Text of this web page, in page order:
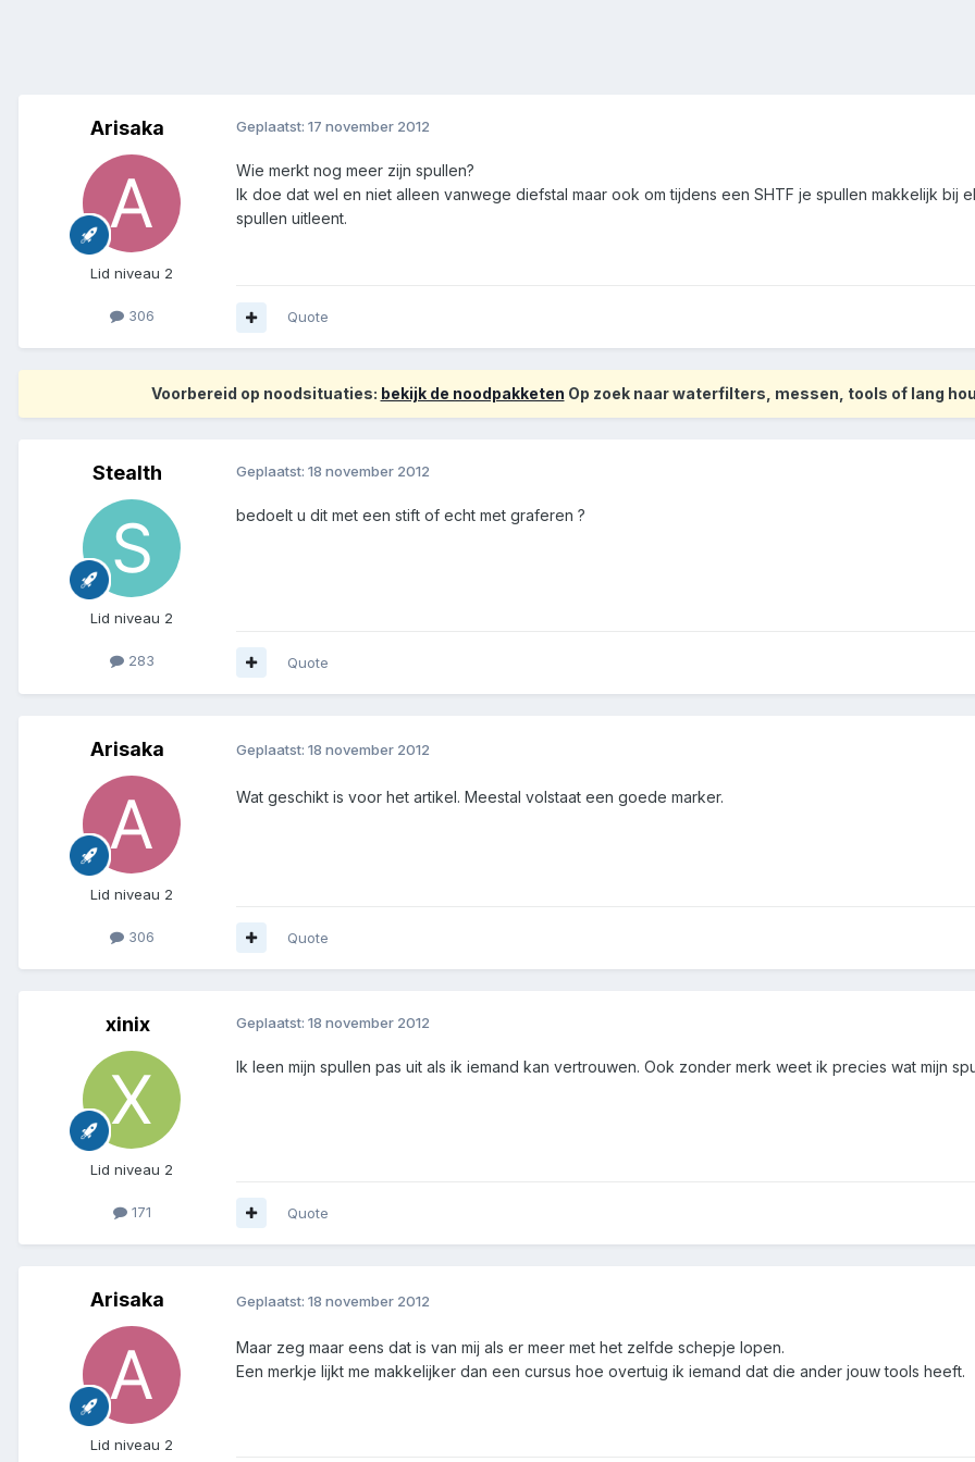
Arisaka
Lid niveau 2
306
Geplaatst: 17 november 2012
Wie merkt nog meer zijn spullen?
Ik doe dat wel en niet alleen vanwege diefstal maar ook om tijdens een SHTF je spullen makkelijk bij
spullen uitleent.
Quote
Voorbereid op noodsituaties: bekijk de noodpakketen Op zoek naar waterfilters, messen, tools of lang
Stealth
Lid niveau 2
283
Geplaatst: 18 november 2012
bedoelt u dit met een stift of echt met graferen ?
Quote
Arisaka
Lid niveau 2
306
Geplaatst: 18 november 2012
Wat geschikt is voor het artikel. Meestal volstaat een goede marker.
Quote
xinix
Lid niveau 2
171
Geplaatst: 18 november 2012
Ik leen mijn spullen pas uit als ik iemand kan vertrouwen. Ook zonder merk weet ik precies wat mijn
Quote
Arisaka
Lid niveau 2
Geplaatst: 18 november 2012
Maar zeg maar eens dat is van mij als er meer met het zelfde schepje lopen.
Een merkje lijkt me makkelijker dan een cursus hoe overtuig ik iemand dat die ander jouw tools heeft.